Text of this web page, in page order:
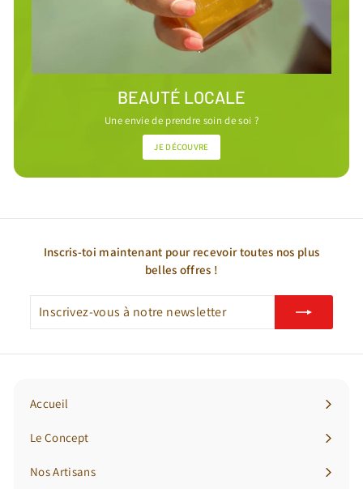
BEAUTÉ LOCALE
Une envie de prendre soin de soi ?
JE DÉCOUVRE
Inscris-toi maintenant pour recevoir toutes nos plus
belles offres !
vous
notre
Accueil
Le Concept
Nos Artisans